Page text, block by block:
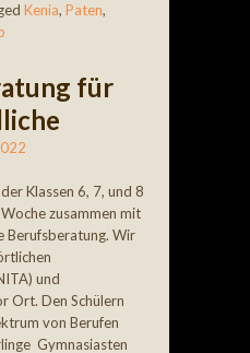
Kenia, Paten,
für
Klassen 6, 7, und 8
zusammen mit
Berufsberatung. Wir
und
Ort. Den Schülern
von Berufen
Gymnasiasten